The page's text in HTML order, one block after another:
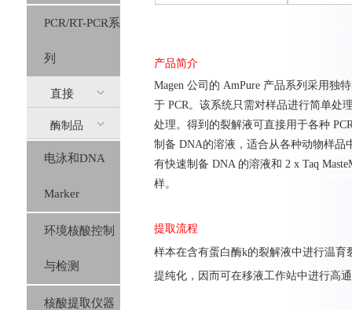
PCR/RT-PCR系
列
直接
PCR(AmPure)
酶制品
电泳和DNA
Marker
环境核酸控制
与检测
核酸提取仪器
产品简介
Magen 公司的 AmPure 产品系列采用独
于 PCR。该系统只需对样品进行简单处
处理。得到的裂解液可直接用于各种
制备 DNA的溶液，适合从各种动物样品
有快速制备 DNA 的溶液和 2 x Taq
样。
提取流程
样本在含有蛋白酶k的裂解液中进行温
提纯化，因而可在移液工作站中进行高